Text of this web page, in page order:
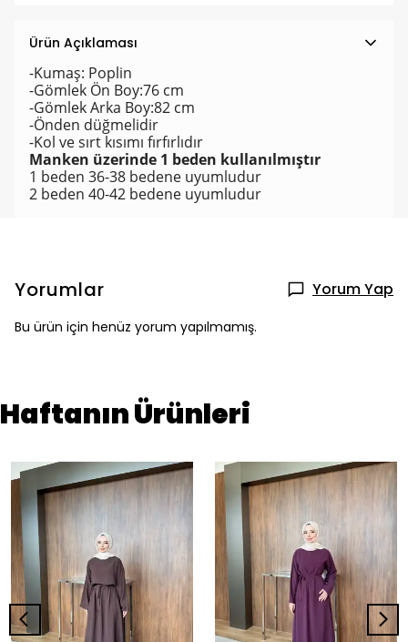
Ürün Açıklaması
-Kumaş: Poplin
-Gömlek Ön Boy:76 cm
-Gömlek Arka Boy:82 cm
-Önden düğmelidir
-Kol ve sırt kısımı fırfırlıdır
Manken üzerinde 1 beden kullanılmıştır
1 beden 36-38 bedene uyumludur
2 beden 40-42 bedene uyumludur
Yorumlar Yorum Yap
Bu ürün için henüz yorum yapılmamış.
Haftanın Ürünleri